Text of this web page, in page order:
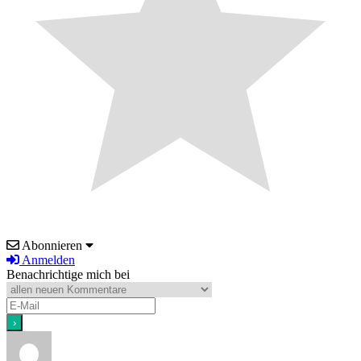
Abonnieren
Anmelden
Benachrichtige mich bei